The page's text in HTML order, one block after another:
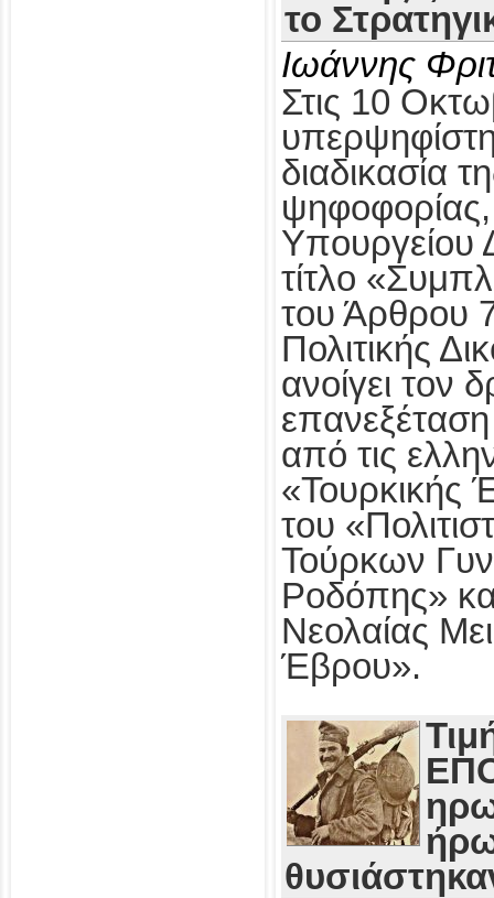
το
Ιωάννης
Στις 10
διαδικασία
Υπουργείου
τίτλο
του Άρθρου
Πολιτικής
ανοίγει τον
από τις
«Τουρκικής
του
Τούρκων
Ροδόπης»
Νεολαίας
Έβρου».